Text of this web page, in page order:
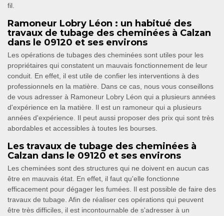
fil.
Ramoneur Lobry Léon : un habitué des
travaux de tubage des cheminées à Calzan
dans le 09120 et ses environs
Les opérations de tubages des cheminées sont utiles pour les
propriétaires qui constatent un mauvais fonctionnement de leur
conduit. En effet, il est utile de confier les interventions à des
professionnels en la matière. Dans ce cas, nous vous conseillons
de vous adresser à Ramoneur Lobry Léon qui a plusieurs années
d'expérience en la matière. Il est un ramoneur qui a plusieurs
années d'expérience. Il peut aussi proposer des prix qui sont très
abordables et accessibles à toutes les bourses.
Les travaux de tubage des cheminées à
Calzan dans le 09120 et ses environs
Les cheminées sont des structures qui ne doivent en aucun cas
être en mauvais état. En effet, il faut qu'elle fonctionne
efficacement pour dégager les fumées. Il est possible de faire des
travaux de tubage. Afin de réaliser ces opérations qui peuvent
être très difficiles, il est incontournable de s'adresser à un